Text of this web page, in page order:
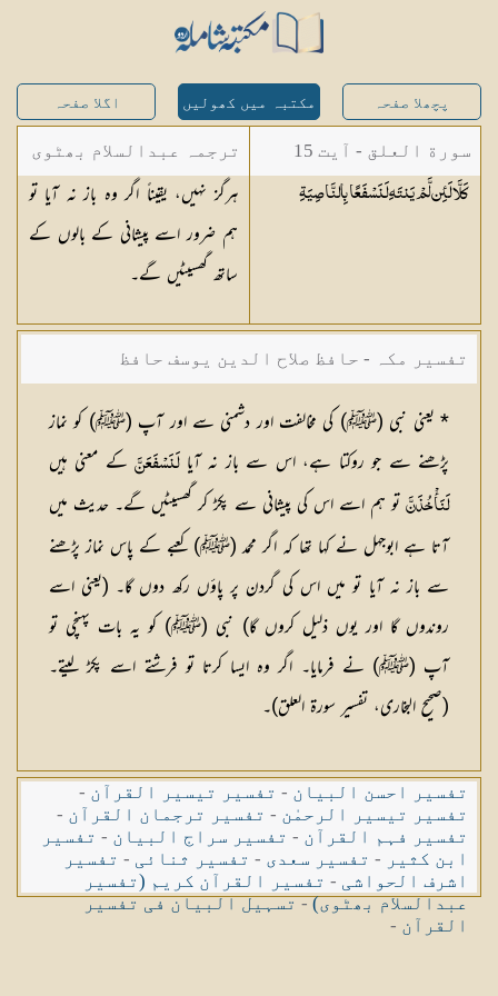
پچھلا صفحہ مکتبہ میں کھولیں اگلا صفحہ
سورة العلق - آیت 15
كَلَّا لَئِن لَّمْ يَنتَهِ لَنَسْفَعًابِالنَّاصِيَةِ
ترجمہ عبدالسلام بھٹوی
- عبدالسلام بن محمد
ہرگز نہیں، یقیناً اگر وہ باز نہ آیا تو
ہم ضرور اسے پیشانی کے بالوں کے
ساتھ گھسیٹیں گے۔
تفسیر مکہ - حافظ صلاح الدین یوسف حافظ
* یعنی نبی (ﷺ) کی مخالفت اور دشمنی سے اور آپ (ﷺ) کو نماز
پڑھنے سے جو روکتا ہے، اس سے باز نہ آیالَنَسْفَعَنَّکے معنی ہیں
لَنَأْخُذَنَّ تو ہم اسے اس کی پیشانی سے پکڑ کر گھسیٹیں گے۔ حدیث میں
آتا ہے ابوجہل نے کہا تھا کہ اگر محمد (ﷺ) کعبے کے پاس نماز پڑھنے
سے باز نہ آیا تو میں اس کی گردن پر پاؤں رکھ دوں گا۔ (یعنی اسے
روندوں گا اور یوں ذلیل کروں گا) نبی (ﷺ) کو یہ بات پہنچی تو
آپ (ﷺ) نے فرمایا۔ اگر وہ ایسا کرتا تو فرشتے اسے پکڑ لیتے۔
(صحيح البخاری، تفسير سورة العلق)۔
تفسیر احسن البیان - تفسیر تیسیر القرآن -
تفسیر تیسیر الرحمٰن - تفسیر ترجمان القرآن -
تفسیر فہم القرآن - تفسیر سراج البیان - تفسیر
ابن کثیر - تفسیر سعدی - تفسیر ثنائی - تفسیر
اشرف الحواشی - تفسیر القرآن کریم (تفسیر
عبدالسلام بھٹوی)-تسہیل البیان فی تفسیر
القرآن -